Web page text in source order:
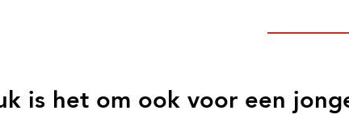
is het om ook voor een